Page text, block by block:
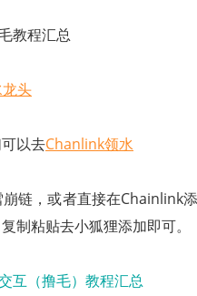
教程汇总
头
以去Chanlink领水
链，或者直接在Chainlink
制粘贴去小狐狸添加即可。